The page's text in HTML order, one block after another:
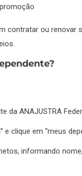
contratar ou
da ANAJUSTRA
e clique em “meus
informando